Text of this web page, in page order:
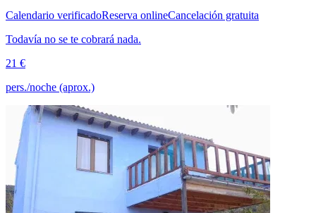
Calendario verificadoReserva onlineCancelación gratuita
Todavía no se te cobrará nada.
21 €
pers./noche (aprox.)